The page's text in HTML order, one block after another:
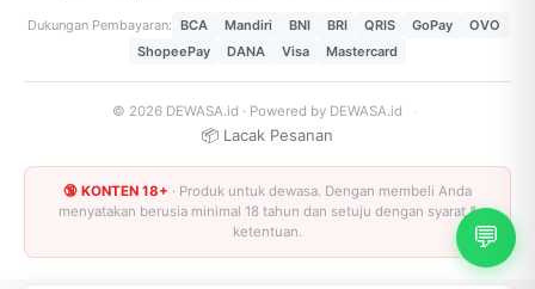
💬
Dukungan Pembayaran: BCA Mandiri BNI BRI QRIS GoPay
OVO
ShopeePay
DANA Visa Mastercard
© 2026 DEWASA.id · Powered by DEWASA.id ·
📦 Lacak Pesanan
🔞 KONTEN 18+ · Produk untuk dewasa. Dengan membeli Anda
menyatakan berusia minimal 18 tahun dan setuju dengan syarat &
ketentuan.